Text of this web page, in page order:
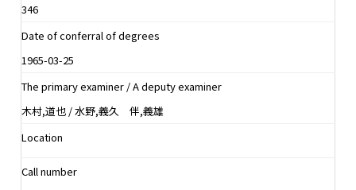
346
Date of conferral of degrees
1965-03-25
The primary examiner / A deputy examiner
木村,道也 / 水野,義久 伴,義雄
Location
Call number